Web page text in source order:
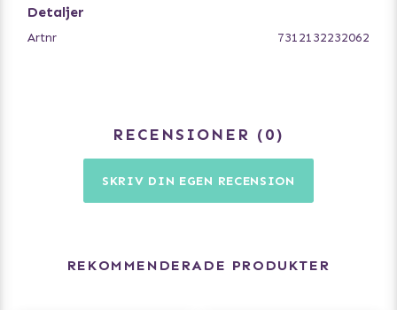
Detaljer
Artnr 7312132232062
RECENSIONER 0
SKRIV DIN EGEN RECENSION
REKOMMENDERADE PRODUKTER